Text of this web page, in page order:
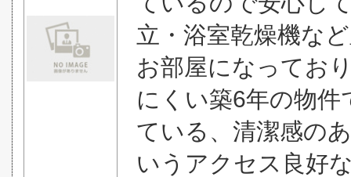
立・浴室乾燥機な
お部屋になってお
にくい築6年の物
ている、清潔感の
いうアクセス良好